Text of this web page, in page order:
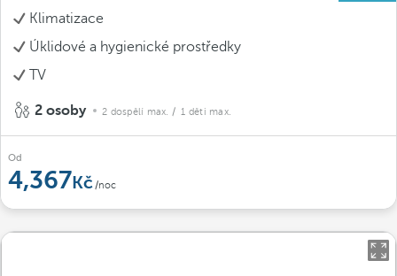
Klimatizace
Úklidové a hygienické prostředky
TV
2 osoby 2 dospělí max. / 1 děti max.
Od
4,367 /noc